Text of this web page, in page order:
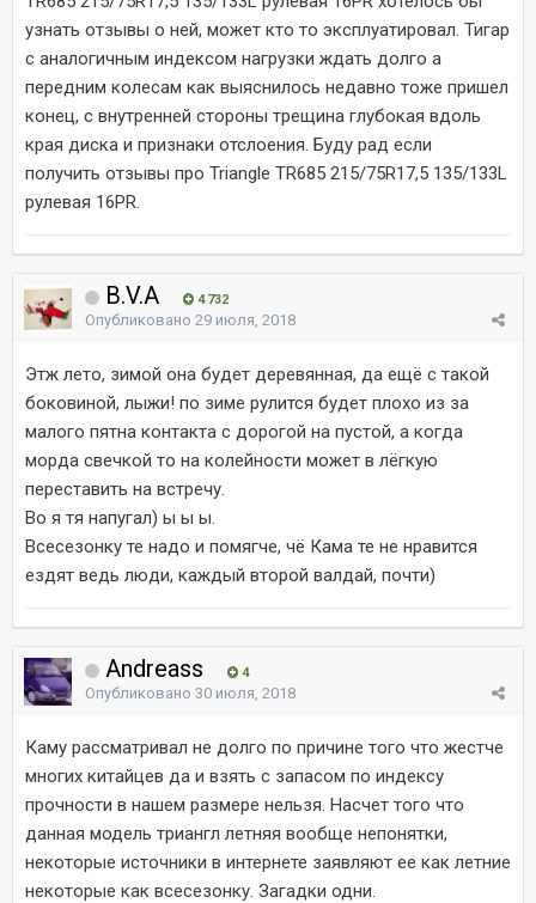
узнать отзывы о ней, может кто то эксплуатировал. Тигар
с аналогичным индексом нагрузки ждать долго а
передним колесам как выяснилось недавно тоже пришел
конец, с внутренней стороны трещина глубокая вдоль
края диска и признаки отслоения. Буду рад если
получить отзывы про Triangle TR685 215/75R17,5 135/133L
рулевая 16PR.
B.V.A 4 732
Опубликовано 29 июля, 2018
Этж лето, зимой она будет деревянная, да ещё с такой
боковиной, лыжи! по зиме рулится будет плохо из за
малого пятна контакта с дорогой на пустой, а когда
морда свечкой то на колейности может в лёгкую
переставить на встречу.
Во я тя напугал) ы ы ы.
Всесезонку те надо и помягче, чё Кама те не нравится
ездят ведь люди, каждый второй валдай, почти)
Andreass 4
Опубликовано 30 июля, 2018
Каму рассматривал не долго по причине того что жестче
многих китайцев да и взять с запасом по индексу
прочности в нашем размере нельзя. Насчет того что
данная модель триангл летняя вообще непонятки,
некоторые источники в интернете заявляют ее как летние
некоторые как всесезонку. Загадки одни.